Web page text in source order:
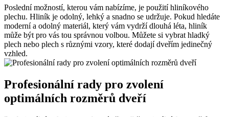
Poslední možností, kterou vám nabízíme, je použití hliníkového
plechu. Hliník je odolný, lehký a snadno se udržuje. Pokud hledáte
moderní a odolný materiál, který vám vydrží dlouhá léta, hliník
může být pro vás tou správnou volbou. Můžete si vybrat hladký
plech nebo plech s různými vzory, které dodají dveřím jedinečný
vzhled.
Profesionální rady pro zvolení
optimálních rozměrů dveří